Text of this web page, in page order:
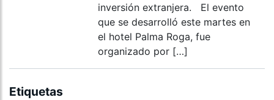
inversión extranjera. El evento
que se desarrolló este martes en
el hotel Palma Roga, fue
organizado por […]
Etiquetas